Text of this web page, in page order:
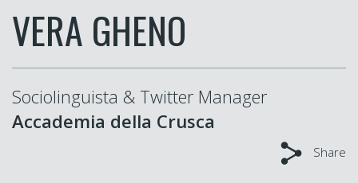
VERA GHENO
Sociolinguista & Twitter Manager
Accademia della Crusca
Share